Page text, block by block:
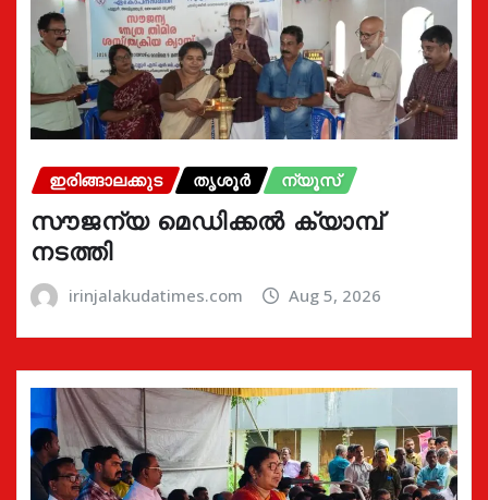
ഇരിങ്ങാലക്കുട തൃശൂർ ന്യൂസ്
സൗജന്യ മെഡിക്കൽ ക്യാമ്പ്
നടത്തി
irinjalakudatimes.com Aug 5, 2026